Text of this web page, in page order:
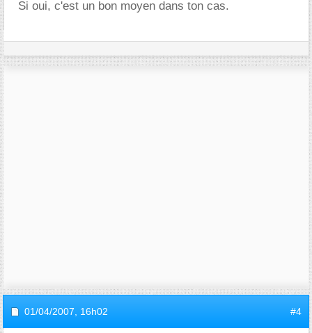
Si oui, c'est un bon moyen dans ton cas.
01/04/2007, 16h02 #4